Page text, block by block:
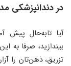
در دندانپزشکی
آیا تا‌به‌حال پیش
بیندازید، صرفا به
تزریق، ذهن‌تان را